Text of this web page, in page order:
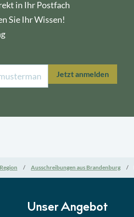
in Ihr Postfach
Sie Ihr Wissen!
Jetzt anmelden
Region Ausschreibungen aus Brandenburg
Unser Angebot